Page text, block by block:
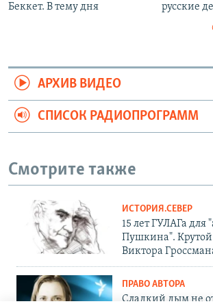
Беккет. В тему дня
русские
АРХИВ ВИДЕО
СПИСОК РАДИОПРОГРАММ
Смотрите также
ИСТОРИЯ.СЕВЕР
15 лет ГУЛАГа для
Пушкина".
Виктора
ПРАВО АВТОРА
Сладкий дым не